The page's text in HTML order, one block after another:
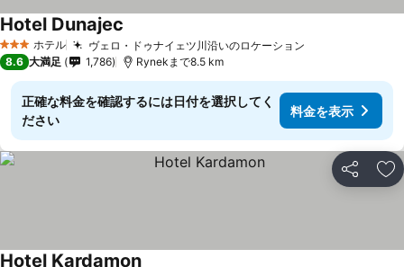
3 ホテルのランク
ホテル ヴェロ・ドゥナイェツ川沿いのロケーション
Hotel Dunajec
8.6 大満足 1,786 Rynekまで8.5 km
正確な料金を確認するには日付を選択してく
ださい
料金を表示
シェア お
Hotel Kardamon